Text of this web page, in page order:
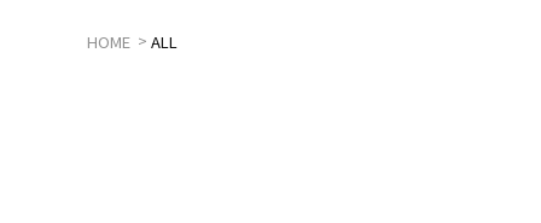
HOME > ALL